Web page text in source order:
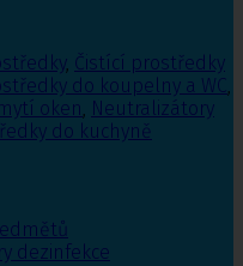
, Čistící prostředky
do koupelny a WC,
oken, Neutralizátory
do kuchyně
dezinfekce